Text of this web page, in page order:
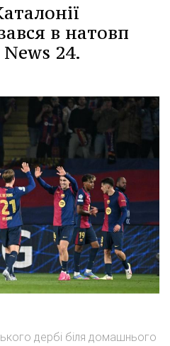
в натовп
24.
дербі біля домашнього